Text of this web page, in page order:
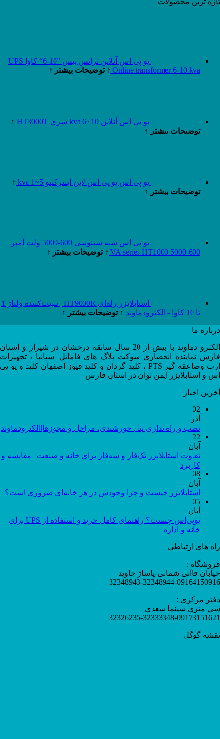
یو پی اس آنلاین ترانس بیس ”10-6“ کاوا UPS
Online transformer 6-10 kva ↑ توضیحات بیشتر ↑
یو پی اس آنلاین 10~6 kva سری HT3000T
↑
توضیحات بیشتر ↑
یو پی اس یو پی اس لاین اینترکیتو 5~1 kva
↑
توضیحات بیشتر ↑
یو پی اس شبه سینوسی 600-5000 ولت آمپر
600-5000 VA series HT1000
↑ توضیحات بیشتر ↑
استابلایزر رله‌ای HT9000R | تثبیت‌کننده ولتاژ 1
تا 10 کاوا - الکترودماوند
↑ توضیحات بیشتر ↑
درباره ما
الکترو دماوند با بیش از 20 سال سابقه درخشان در شیراز و استان
فارس نماینده انحصاری سوکت پلاگ های فاماتل اسپانیا ، تجهیزات
ارت وصاعقه گیر PTS ، کلید گردان و کلید فیوز اصفهان کلید و یو پی
اس و استابلایزر ایمن توان در استان فارس
آخرین اخبار
02
آذر
نصب و راه‌اندازی پنل خورشیدی، مراحل و مجوزها|الکترودماوند
22
آبان
تفاوت استابلایزر تک‌فاز و سه‌فاز برای خانه و صنعت | مقایسه و
کاربرد
08
آبان
استابلایزر چیست و چرا وجودش در هر خانه‌ای ضروری است؟
05
آبان
یوپی‌اس چیست؟ راهنمای کامل خرید و استفاده از UPS برای
خانه و اداره
راه های ارتباطی
فروشگاه :
خیابان قاآنی شمالی-پاساژ جاوید
32348943-32348944-09164150916
دفتر مرکزی :
سی متری سینما سعدی
32326235-32333348-09173151621
نقشه گوگل